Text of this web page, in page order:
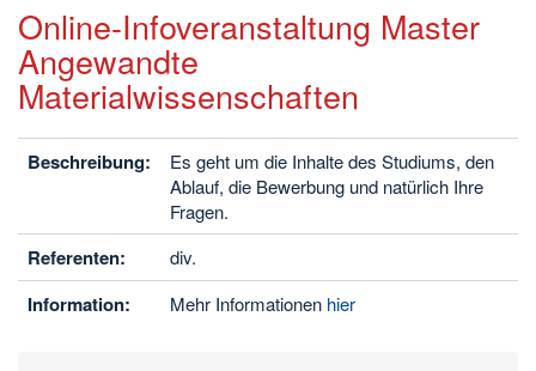
Online-Infoveranstaltung Master
Angewandte
Materialwissenschaften
Beschreibung:
Es geht um die Inhalte des Studiums, den
Ablauf, die Bewerbung und natürlich Ihre
Fragen.
Referenten: div.
Information: Mehr Informationen hier